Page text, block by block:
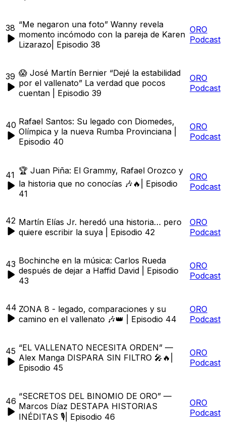
38 “Me negaron una foto” Wanny revela
momento incómodo con la pareja de Karen
Lizarazo| Episodio 38
ORO
Podcast
39 😱 José Martín Bernier “Dejé la estabilidad
por el vallenato” La verdad que pocos
cuentan | Episodio 39
ORO
Podcast
40 Rafael Santos: Su legado con Diomedes,
Olímpica y la nueva Rumba Provinciana |
Episodio 40
ORO
Podcast
41 🏆 Juan Piña: El Grammy, Rafael Orozco y
la historia que no conocías 🎶🔥| Episodio
41
ORO
Podcast
42 Martín Elías Jr. heredó una historia… pero
quiere escribir la suya | Episodio 42
ORO
Podcast
43 Bochinche en la música: Carlos Rueda
después de dejar a Haffid David | Episodio
43
ORO
Podcast
44 ZONA 8 - legado, comparaciones y su
camino en el vallenato 🎶👑 | Episodio 44
ORO
Podcast
45 “EL VALLENATO NECESITA ORDEN” —
Alex Manga DISPARA SIN FILTRO 🎤🔥|
Episodio 45
ORO
Podcast
46 “SECRETOS DEL BINOMIO DE ORO” —
Marcos Díaz DESTAPA HISTORIAS
INÉDITAS 🎙️| Episodio 46
ORO
Podcast